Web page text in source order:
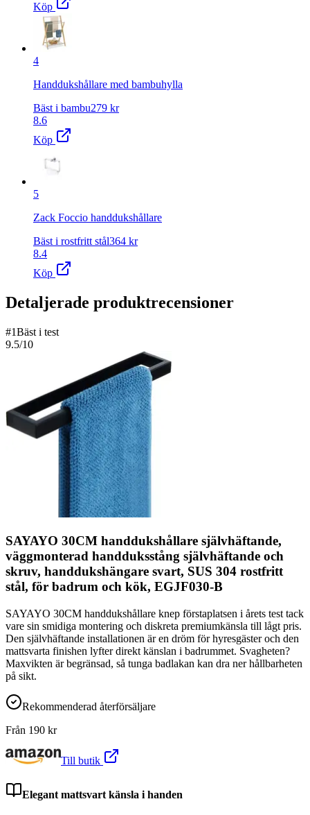
Köp
4
Handdukshållare med bambuhylla
Bäst i bambu279 kr
8.6
Köp
5
Zack Foccio handdukshållare
Bäst i rostfritt stål364 kr
8.4
Köp
Detaljerade produktrecensioner
#1Bäst i test
9.5/10
SAYAYO 30CM handdukshållare självhäftande,
väggmonterad handduksstång självhäftande och
skruv, handdukshängare svart, SUS 304 rostfritt
stål, för badrum och kök, EGJF030-B
SAYAYO 30CM handdukshållare knep förstaplatsen i årets test tack
vare sin smidiga montering och diskreta premiumkänsla till lågt pris.
Den självhäftande installationen är en dröm för hyresgäster och den
mattsvarta finishen lyfter direkt känslan i badrummet. Svagheten?
Maxvikten är begränsad, så tunga badlakan kan dra ner hållbarheten
på sikt.
Rekommenderad återförsäljare
Från 190 kr
Till butik
Elegant mattsvart känsla i handen